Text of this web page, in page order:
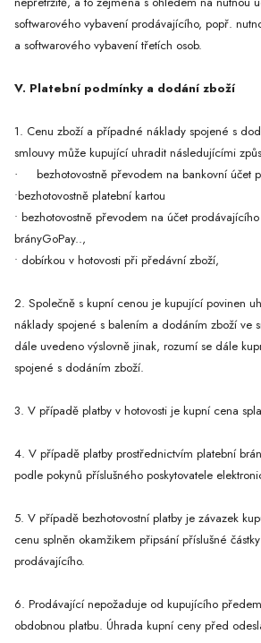
softwarového vybavení prodávajícího, popř.
a softwarového vybavení třetích osob.
V. Platební podmínky a dodání zboží
1. Cenu zboží a případné náklady spojené s
smlouvy může kupující uhradit následujícími
·
bezhotovostně převodem na bankovní účet
•bezhotovostně platební kartou
• bezhotovostně převodem na účet
brányGoPay..,
• dobírkou v hotovosti při předávní zboží,
2. Společně s kupní cenou je kupující povinen
náklady spojené s balením a dodáním zboží ve
dále uvedeno výslovně jinak, rozumí se dále
spojené s dodáním zboží.
3. V případě platby v hotovosti je kupní cena
4. V případě platby prostřednictvím platební
podle pokynů příslušného poskytovatele
5. V případě bezhotovostní platby je závazek
cenu splněn okamžikem připsání příslušné
prodávajícího.
6. Prodávající nepožaduje od kupujícího
obdobnou platbu. Úhrada kupní ceny před